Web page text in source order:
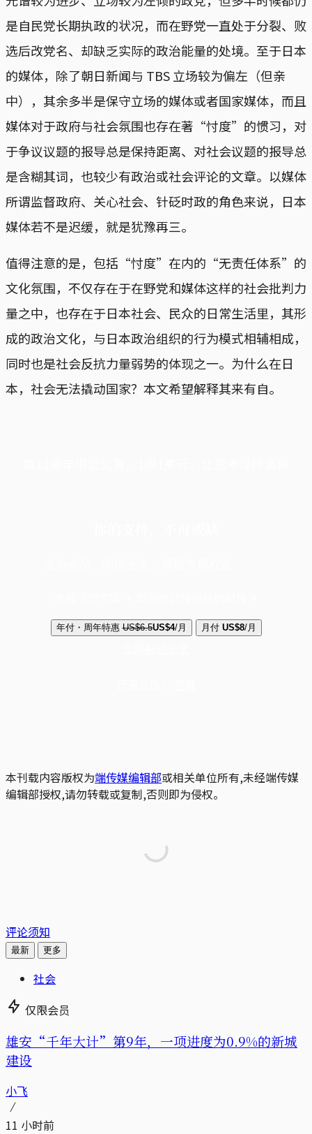
是自民党长期执政的状况，而在野党一直处于分裂、败
选后改党名、却缺乏实际的政治能量的处境。至于日本
的媒体，除了朝日新闻与 TBS 立场较为偏左（但亲
中），其余多半是保守立场的媒体或者国家媒体，而且
媒体对于政府与社会氛围也存在著“忖度”的惯习，对
于争议议题的报导总是保持距离、对社会议题的报导总
是含糊其词，也较少有政治或社会评论的文章。以媒体
所谓监督政府、关心社会、针砭时政的角色来说，日本
媒体若不是迟缓，就是犹豫再三。
值得注意的是，包括“忖度”在内的“无责任体系”的
文化氛围，不仅存在于在野党和媒体这样的社会批判力
量之中，也存在于日本社会、民众的日常生活里，其形
成的政治文化，与日本政治组织的行为模式相辅相成，
同时也是社会反抗力量弱势的体现之一。为什么在日
本，社会无法撬动国家？本文希望解释其来有自。
年付・周年特惠 US$6.5US$4/月 月付 US$8/月
本刊载内容版权为端传媒编辑部或相关单位所有,未经端传媒
编辑部授权,请勿转载或复制,否则即为侵权。
评论须知
最新 更多
社会
仅限会员
雄安“千年大计”第9年，一项进度为0.9%的新城
建设
小飞
11 小时前